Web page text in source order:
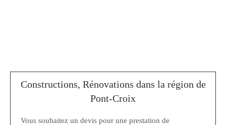
Constructions, Rénovations dans la région de
Pont-Croix
Vous souhaitez un devis pour une prestation de